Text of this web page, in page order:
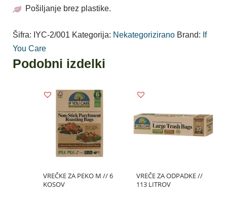
Pošiljanje brez plastike.
Šifra: IYC-2/001 Kategorija: Nekategorizirano Brand: If
You Care
Podobni izdelki
VREČKE ZA PEKO M // 6
KOSOV
VREČE ZA ODPADKE //
113 LITROV